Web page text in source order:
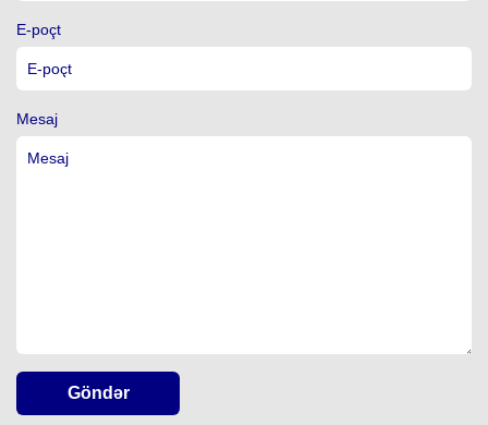
E-poçt
Mesaj
Göndər